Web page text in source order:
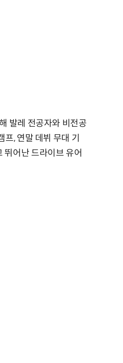
발레 전공자와 비전공
, 연말 데뷔 무대 기
뛰어난 드라이브 유어